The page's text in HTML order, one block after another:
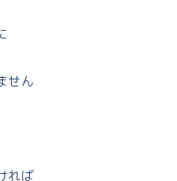
せん
れば